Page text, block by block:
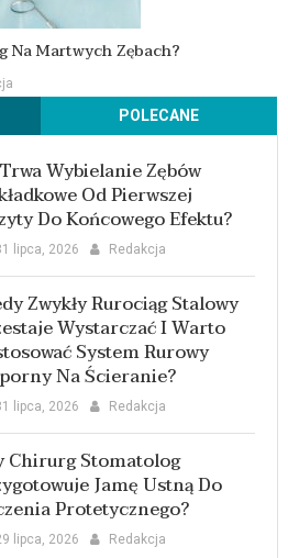
Na Martwych Zębach?
POLECANE
Wybielanie Zębów
Od Pierwszej
Do Końcowego Efektu?
lipca, 2026 Redakcja
Zwykły Rurociąg Stalowy
Wystarczać I Warto
System Rurowy
Na Ścieranie?
lipca, 2026 Redakcja
Chirurg Stomatolog
Jamę Ustną Do
Protetycznego?
lipca, 2026 Redakcja